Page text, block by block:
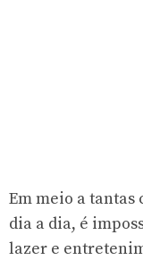
Em meio a tantas
dia a dia, é
lazer e